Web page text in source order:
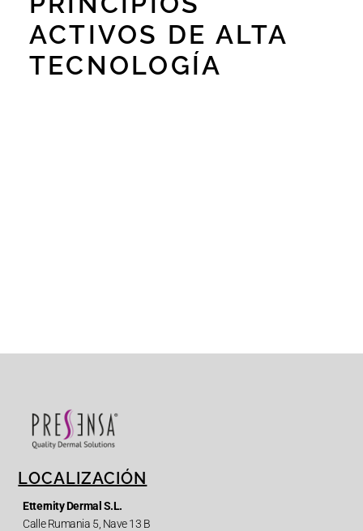
ACTIVOS DE ALTA
TECNOLOGÍA
LOCALIZACIÓN
Etternity Dermal S.L.
Calle Rumania 5, Nave 13 B